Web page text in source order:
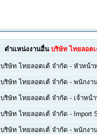
ตำแหน่งงานอื่น บริษัท ไทยลอต
บริษัท ไทยลอตเต้ จำกัด - หัวหน้า
บริษัท ไทยลอตเต้ จำกัด - พนักงา
บริษัท ไทยลอตเต้ จำกัด - เจ้าหน้
บริษัท ไทยลอตเต้ จำกัด - Import
บริษัท ไทยลอตเต้ จำกัด - พนักงา